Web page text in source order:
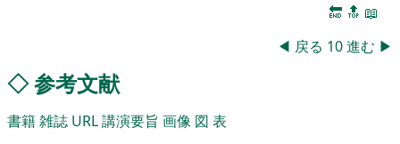
🔚 🔝 📖
◀ 戻る 10進む ▶
◇参考文献
書籍雑誌 URL講演要旨 画像 図 表